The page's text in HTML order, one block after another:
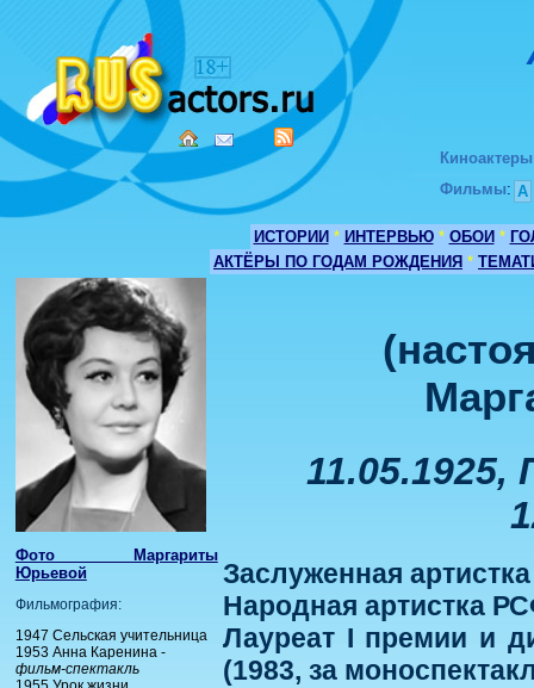
Киноактеры
Фильмы: А
ИСТОРИИ * ИНТЕРВЬЮ * ОБОИ *
АКТЁРЫ ПО ГОДАМ РОЖДЕНИЯ *
Фото Маргариты
Юрьевой
Фильмография:
1947 Сельская учительница
1953 Анна Каренина -
фильм-спектакль
11.05.1925,
Заслуженная
Народная артистка
Лауреат I премии и
(1983, за